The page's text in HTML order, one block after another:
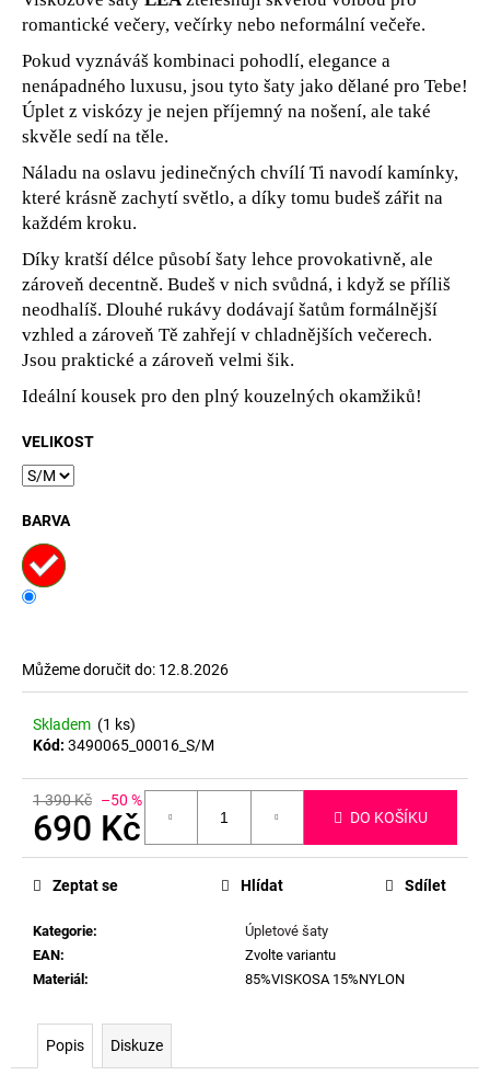
romantické večery, večírky nebo neformální večeře.
Pokud vyznáváš kombinaci pohodlí, elegance a
nenápadného luxusu, jsou tyto šaty jako dělané pro Tebe!
Úplet z viskózy je nejen příjemný na nošení, ale také
skvěle sedí na těle.
Náladu na oslavu jedinečných chvílí Ti navodí kamínky,
které krásně zachytí světlo, a díky tomu budeš zářit na
každém kroku.
Díky kratší délce působí šaty lehce provokativně, ale
zároveň decentně. Budeš v nich svůdná, i když se příliš
neodhalíš. Dlouhé rukávy dodávají šatům formálnější
vzhled a zároveň Tě zahřejí v chladnějších večerech.
Jsou praktické a zároveň velmi šik.
Ideální kousek pro den plný kouzelných okamžiků!
VELIKOST
BARVA
Můžeme doručit do: 12.8.2026
Skladem (1 ks)
Kód: 3490065_00016_S/M
1 390 Kč –50 %
690 Kč
Měrná
DO KOŠÍKU
Kategorie:
Úpletové šaty
EAN:
Zvolte variantu
Materiál: 85%VISKOSA 15%NYLON
Zeptat se Hlídat Sdílet
Popis Diskuze
u
j
e
m
e